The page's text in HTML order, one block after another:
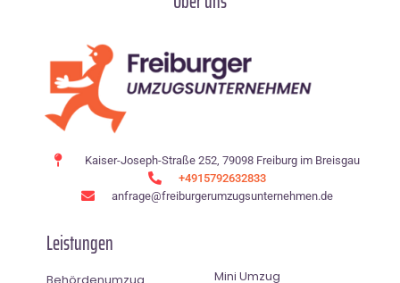
Kaiser-Joseph-Straße 252, 79098 Freiburg im Breisgau
+4915792632833
anfrage@freiburgerumzugsunternehmen.de
Leistungen
Behördenumzug
Mini Umzug